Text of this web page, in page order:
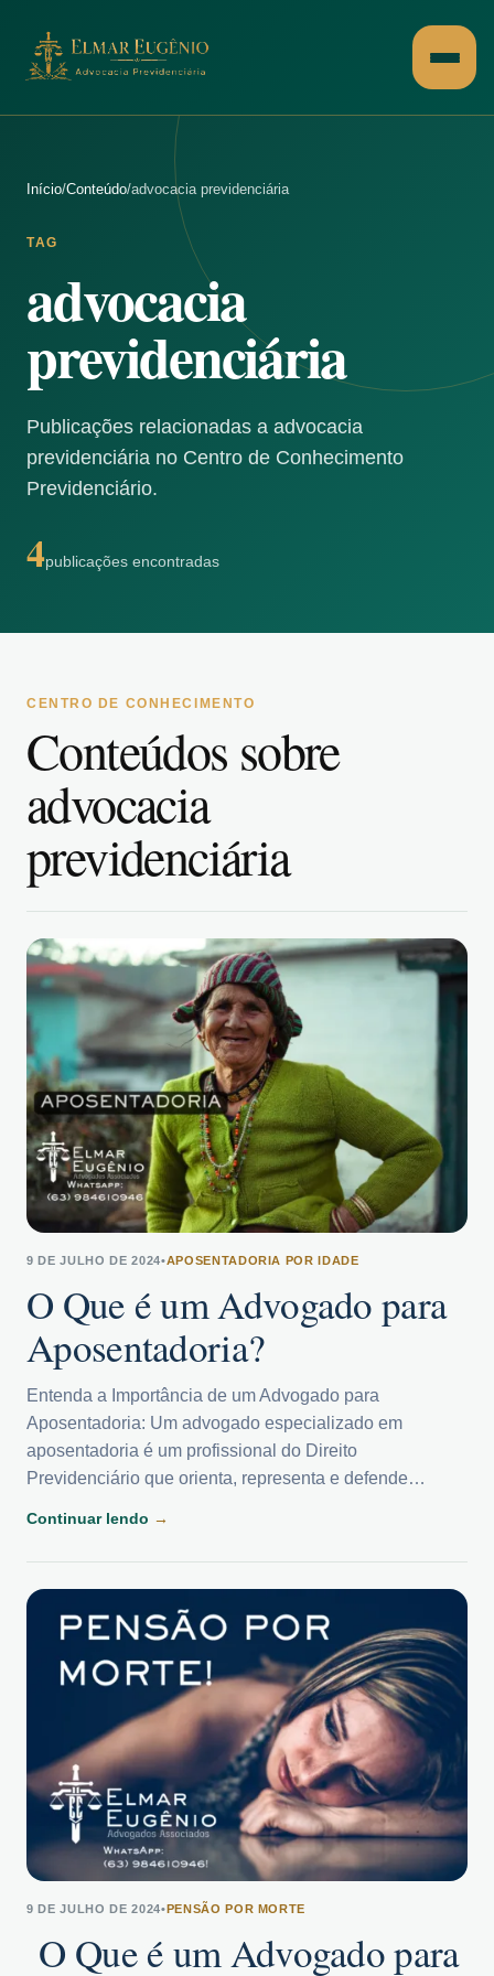
Início/Conteúdo/advocacia previdenciária
TAG
advocacia
previdenciária
Publicações relacionadas a advocacia
previdenciária no Centro de Conhecimento
Previdenciário.
4publicações encontradas
CENTRO DE CONHECIMENTO
Conteúdos sobre
advocacia
previdenciária
9 DE JULHO DE 2024•APOSENTADORIA POR IDADE
O Que é um Advogado para
Aposentadoria?
Entenda a Importância de um Advogado para
Aposentadoria: Um advogado especializado em
aposentadoria é um profissional do Direito
Previdenciário que orienta, representa e defende…
Continuar lendo →
9 DE JULHO DE 2024•PENSÃO POR MORTE
O Que é um Advogado para